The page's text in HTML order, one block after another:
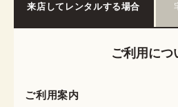
来店してレンタルする場合
ご利用につ
ご利用案内